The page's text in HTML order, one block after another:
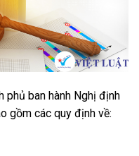
phủ ban hành Nghị định
gồm các quy định về: